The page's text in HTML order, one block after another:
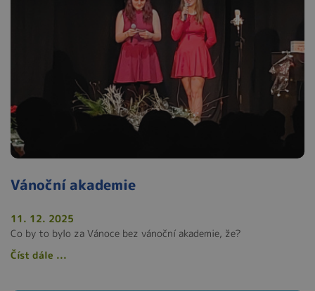
Vánoční akademie
11. 12. 2025
Co by to bylo za Vánoce bez vánoční akademie, že?
Číst dále ...